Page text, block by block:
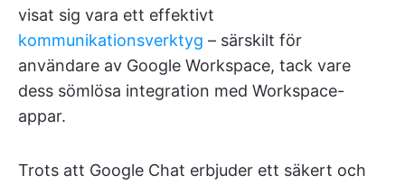
visat sig vara ett effektivt
kommunikationsverktyg – särskilt för
användare av Google Workspace, tack vare
dess sömlösa integration med Workspace-
appar.
Trots att Google Chat erbjuder ett säkert och